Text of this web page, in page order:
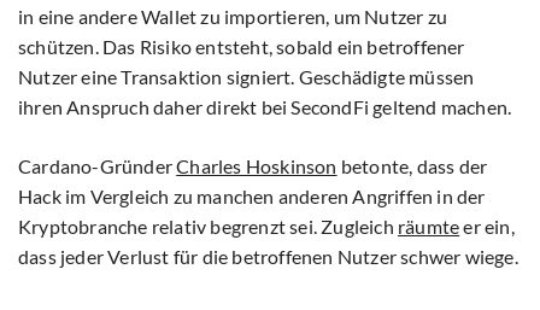
in eine andere Wallet zu importieren, um Nutzer zu
schützen. Das Risiko entsteht, sobald ein betroffener
Nutzer eine Transaktion signiert. Geschädigte müssen
ihren Anspruch daher direkt bei SecondFi geltend machen.
Cardano-GründerCharles Hoskinson betonte, dass der
Hack im Vergleich zu manchen anderen Angriffen in der
Kryptobranche relativ begrenzt sei. Zugleich räumteer ein,
dass jeder Verlust für die betroffenen Nutzer schwer wiege.